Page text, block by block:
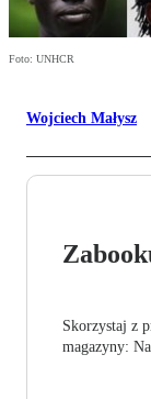
Foto: UNHCR
Wojciech Małysz
Skorzystaj z
magazyny: